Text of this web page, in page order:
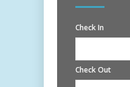
Check In
Check Out